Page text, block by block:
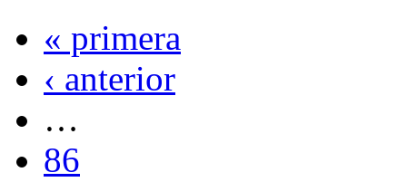
« primera
‹ anterior
…
86